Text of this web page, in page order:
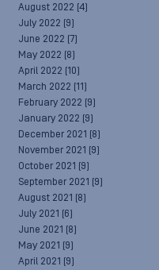
August 2022 (4)
July 2022 (9)
June 2022 (7)
May 2022 (8)
April 2022 (10)
March 2022 (11)
February 2022 (9)
January 2022 (9)
December 2021 (8)
November 2021 (9)
October 2021 (9)
September 2021 (9)
August 2021 (8)
July 2021 (6)
June 2021 (8)
May 2021 (9)
April 2021 (9)